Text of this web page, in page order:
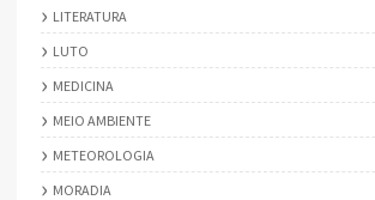
LITERATURA
LUTO
MEDICINA
MEIO AMBIENTE
METEOROLOGIA
MORADIA